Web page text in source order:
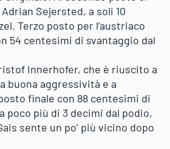
Sejersted, a soli 10
Terzo posto per l’austriaco
54 centesimi di svantaggio dal
Innerhofer, che è riuscito a
buona aggressività e a
finale con 88 centesimi di
poco più di 3 decimi dal podio,
sente un po’ più vicino dopo